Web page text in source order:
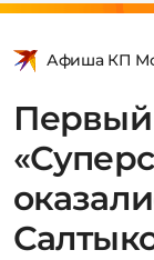
Афиша КП